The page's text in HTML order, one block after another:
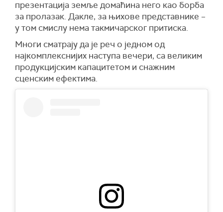
презентација земље домаћина него као борба
за пролазак. Дакле, за њихове представнике –
у том смислу нема такмичарског притиска.
Многи сматрају да је реч о једном од
најкомплекснијих наступа вечери, са великим
продукцијским капацитетом и снажним
сценским ефектима.